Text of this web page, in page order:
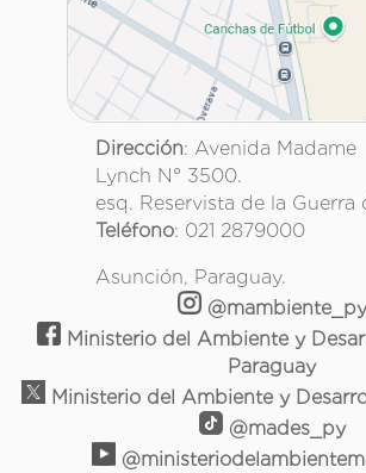
Dirección: Avenida Madame
Lynch N° 3500.
esq. Reservista de la Guerra
Teléfono: 021 2879000
Asunción, Paraguay.
@mambiente_py
Ministerio del Ambiente y
Paraguay
Ministerio del Ambiente y
@mades_py